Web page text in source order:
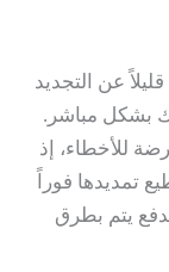
عن التجديد
بشكل مباشر.
للأخطاء، إذ
تمديدها فوراً
يتم بطرق